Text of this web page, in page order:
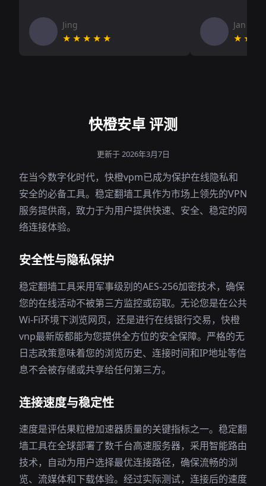
Jing
★★★★★
Jan V
快橙安卓 评测
更新于 2026年3月7日
在当今数字化时代，快橙vpm已成为保护在线隐私和
安全的必备工具。稳定翻墙工具作为市场上领先的VPN
服务提供商，致力于为用户提供快速、安全、稳定的网
络连接体验。
安全性与隐私保护
稳定翻墙工具采用军事级别的AES-256加密技术，确保
您的在线活动不被第三方监控或窃取。无论您是在公共
Wi-Fi环境下浏览网页，还是进行在线银行交易，快橙
vnp最新版都能为您提供全方位的安全保障。严格的无
日志政策意味着您的浏览历史、连接时间和IP地址等信
息不会被存储或共享给任何第三方。
连接速度与稳定性
速度是评估果粒橙加速器质量的关键指标之一。稳定翻
墙工具在全球部署了数千台高速服务器，采用智能路由
技术，自动为用户选择最优连接路径，确保流畅的浏
览、流媒体和下载体验。经过实际测试，连接后的速度